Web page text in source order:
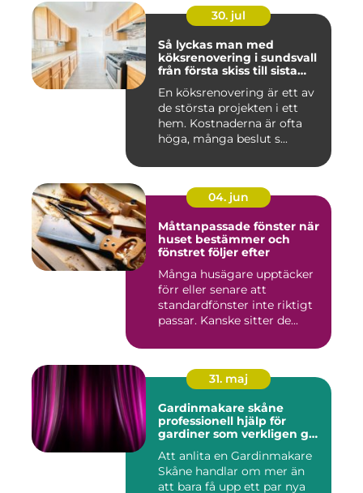
30. jul
Så lyckas man med
köksrenovering i sundsvall
från första skiss till sista
En köksrenovering är ett av
de största projekten i ett
hem. Kostnaderna är ofta
höga, många beslut s...
04. jun
Måttanpassade fönster när
huset bestämmer och
fönstret följer efter
Många husägare upptäcker
förr eller senare att
standardfönster inte riktigt
passar. Kanske sitter de...
31. maj
Gardinmakare skåne
professionell hjälp för
gardiner som verkligen gör
Att anlita en Gardinmakare
Skåne handlar om mer än
att bara få upp ett par nya